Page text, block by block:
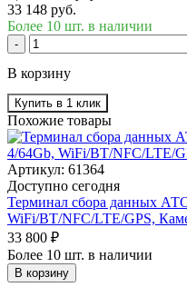
33 148 руб.
Более 10 шт. в наличии
-
В корзину
Купить в 1 клик
Похожие товары
Артикул: 61364
Доступно сегодня
Терминал сбора данных
WiFi/BT/NFC/LTE/GPS,
33 800 ₽
Более 10 шт. в наличии
В корзину